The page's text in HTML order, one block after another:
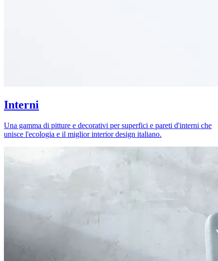
Interni
Una gamma di pitture e decorativi per superfici e pareti d'interni che
unisce l'ecologia e il miglior interior design italiano.